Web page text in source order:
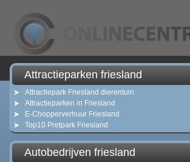
Attractieparken friesland
Attractiepark Friesland dierentuin
Attractieparken in Friesland
E-Chopperverhuur Friesland
Top10 Pretpark Friesland
Autobedrijven friesland